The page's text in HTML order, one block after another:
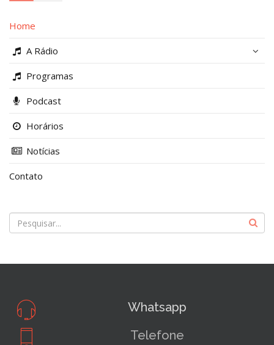
Home
A Rádio
Programas
Podcast
Horários
Notícias
Contato
Whatsapp
Telefone